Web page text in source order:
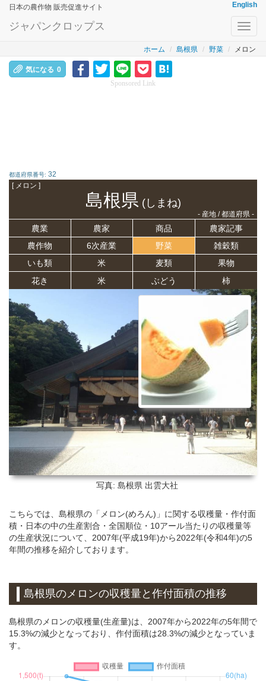
日本の農作物 販売促進サイト English
ジャパンクロップス
ホーム 島根県 野菜 メロン
気になる 0
Sponsored Link
都道府県番号: 32
[ メロン ]
島根県(しまね)
- 産地 / 都道府県 -
農業 農家 商品
農家記事
農作物
6次産業 野菜
雑穀類
いも類
米 麦類
果物
花き
米 ぶどう 柿
写真: 島根県 出雲大社
こちらでは、島根県の「メロン(めろん)」に関する収穫量・作付面
積・日本の中の生産割合・全国順位・10アール当たりの収穫量等
の生産状況について、2007年(平成19年)から2022年(令和4年)の5
年間の推移を紹介しております。
島根県のメロンの収穫量と作付面積の推移
島根県のメロンの収穫量(生産量)は、2007年から2022年の5年間で
15.3%の減少となっており、作付面積は28.3%の減少となっていま
す。